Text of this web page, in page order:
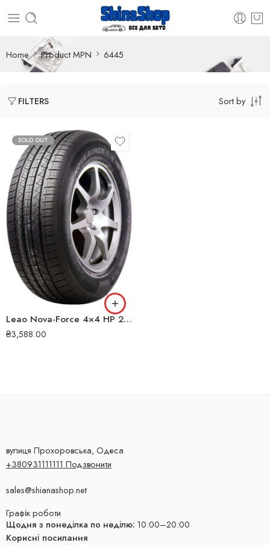
Home Product MPN 6445
FILTERS Sort by
SOLD OUT
Leao Nova-Force 4×4 HP 225/60 R18 100H літня шина
₴3,588.00
вулиця Прохоровська, Одеса
+380931111111 Подзвонити
sales@shianashop.net
Графік роботи
Щодня з понеділка по неділю: 10:00–20:00
Корисні посилання